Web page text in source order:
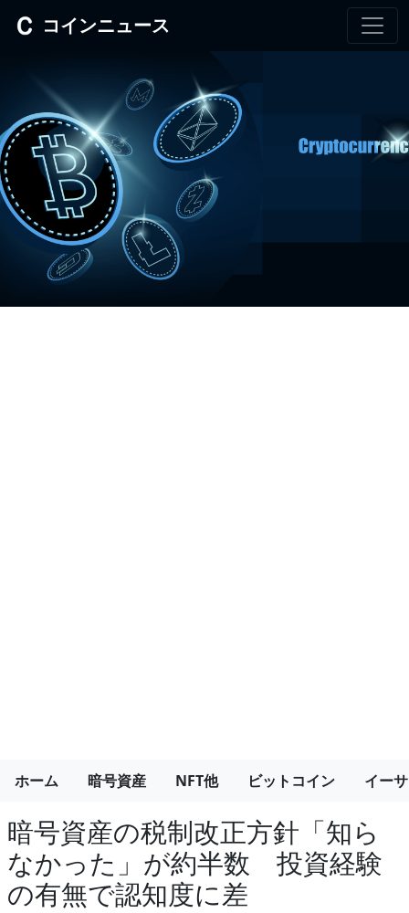
コインニュース
ホーム 暗号資産 NFT他 ビットコイン イー
暗号資産の税制改正方針「知ら
なかった」が約半数 投資経験
の有無で認知度に差